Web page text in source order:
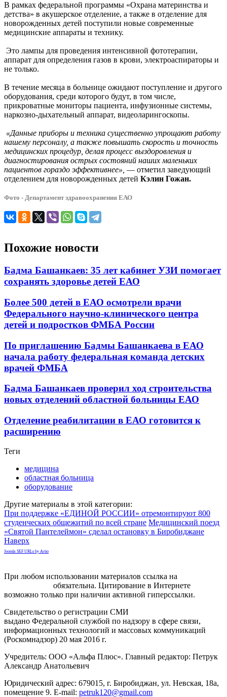
В рамках федеральной программы «Охрана материнства и
детства» в акушерское отделение, а также в отделение для
новорожденных детей поступили новые современные
медицинские аппараты и технику.
Это лампы для проведения интенсивной фототерапии,
аппарат для определения газов в крови, электроаспираторы и
не только.
В течение месяца в больнице ожидают поступление и другого
оборудования, среди которого будут, в том числе,
прикроватные мониторы пациента, инфузионные системы,
наркозно-дыхательный аппарат, видеоларингоскопы.
«Данные приборы и техника существенно упрощают работу
нашему персоналу, а также повышать скорость и точность
медицинских процедур, делая процесс выздоровления и
диагностирования острых состояний наших маленьких
пациентов гораздо эффективнее», — отметил заведующий
отделением для новорожденных детей Кэлин Гожан.
Фото - Департамент здравоохранения ЕАО
Похожие новости
Бадма Башанкаев: 35 лет кабинет УЗИ помогает
сохранять здоровье детей ЕАО
Более 500 детей в ЕАО осмотрели врачи
Федерального научно-клинического центра
детей и подростков ФМБА России
По приглашению Бадмы Башанкаева в ЕАО
начала работу федеральная команда детских
врачей ФМБА
Бадма Башанкаев проверил ход строительства
новых отделений областной больницы ЕАО
Отделение реабилитации в ЕАО готовится к
расширению
Теги
медицина
областная больница
оборудование
Другие материалы в этой категории:
При поддержке «ЕДИНОЙ РОССИИ» отремонтируют 800
студенческих общежитий по всей стране Медицинский поезд
«Святой Пантелеймон» сделал остановку в Биробиджане
Наверх
Joomla SEF URLs by Artio
При любом использовании материалов ссылка на
обязательна. Цитирование в Интернете
возможно только при наличии активной гиперссылки.
Свидетельство о регистрации СМИ
выдано Федеральной службой по надзору в сфере связи,
информационных технологий и массовых коммуникаций
(Роскомнадзор) 20 мая 2016 г.
Учредитель: ООО «Альфа Плюс». Главный редактор: Петрук
Александр Анатольевич
Юридический адрес: 679015, г. Биробиджан, ул. Невская, 18а,
помещение 9. E-mail: petruk120@gmail.com